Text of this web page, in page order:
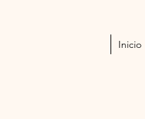
Inicio